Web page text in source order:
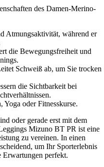
des Damen-Merino-
Atmungsaktivität, während er
die Bewegungsfreiheit und
Schweiß ab, um Sie trocken
die Sichtbarkeit bei
Yoga oder Fitnesskurse.
oder gerade erst mit dem
Mizuno BT PR ist eine
zu vereinen. In einen
um Ihr Sporterlebnis
Erwartungen perfekt.